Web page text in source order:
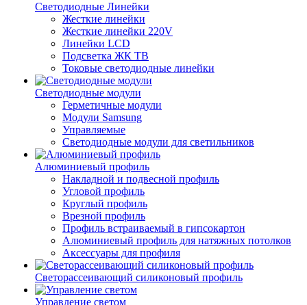
Светодиодные Линейки
Жесткие линейки
Жесткие линейки 220V
Линейки LCD
Подсветка ЖК ТВ
Токовые светодиодные линейки
Светодиодные модули
Герметичные модули
Модули Samsung
Управляемые
Светодиодные модули для светильников
Алюминиевый профиль
Накладной и подвесной профиль
Угловой профиль
Круглый профиль
Врезной профиль
Профиль встраиваемый в гипсокартон
Алюминиевый профиль для натяжных потолков
Аксессуары для профиля
Светорассеивающий силиконовый профиль
Управление светом